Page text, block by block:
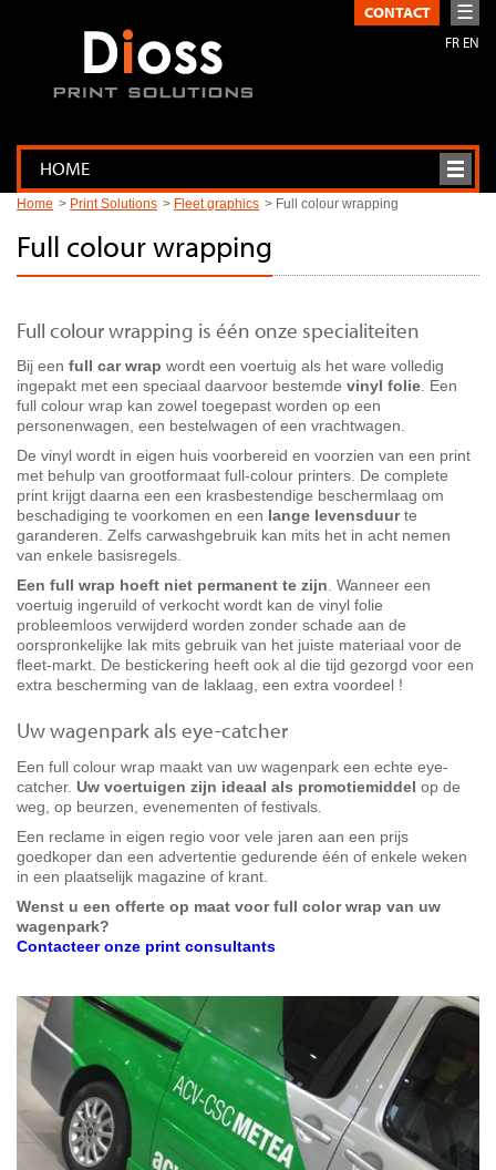
☰
CONTACT
FR EN
HOME
Home Print Solutions Fleet graphics Full colour wrapping
Full colour wrapping
Full colour wrapping is één onze specialiteiten
Bij een full car wrap wordt een voertuig als het ware volledig
ingepakt met een speciaal daarvoor bestemde vinyl folie . Een
full colour wrap kan zowel toegepast worden op een
personenwagen, een bestelwagen of een vrachtwagen.
De vinyl wordt in eigen huis voorbereid en voorzien van een print
met behulp van grootformaat full-colour printers. De complete
print krijgt daarna een een krasbestendige beschermlaag om
beschadiging te voorkomen en een lange levensduurte
garanderen. Zelfs carwashgebruik kan mits het in acht nemen
van enkele basisregels.
Een full wrap hoeft niet permanent te zijn . Wanneer een
voertuig ingeruild of verkocht wordt kan de vinyl folie
probleemloos verwijderd worden zonder schade aan de
oorspronkelijke lak mits gebruik van het juiste materiaal voor de
fleet-markt. De bestickering heeft ook al die tijd gezorgd voor een
extra bescherming van de laklaag, een extra voordeel !
Uw wagenpark als eye-catcher
Een full colour wrap maakt van uw wagenpark een echte eye-
catcher. Uw voertuigen zijn ideaal als promotiemiddel op de
weg, op beurzen, evenementen of festivals.
Een reclame in eigen regio voor vele jaren aan een prijs
goedkoper dan een advertentie gedurende één of enkele weken
in een plaatselijk magazine of krant.
Wenst u een offerte op maat voor full color wrap van uw
wagenpark?
Contacteer onze print consultants